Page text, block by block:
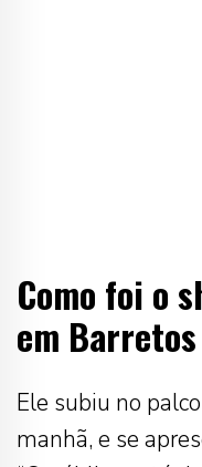
Como foi o
em Barretos
Ele subiu no
manhã, e se